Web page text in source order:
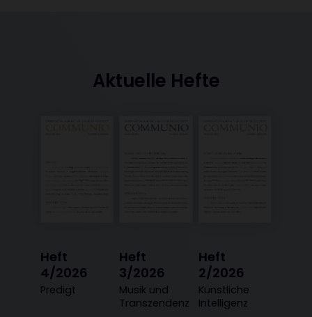
Aktuelle Hefte
Heft
4/2026
:
Predigt
Heft
3/2026
:
Musik und
Transzendenz
Heft
2/2026
:
Künstliche
Intelligenz